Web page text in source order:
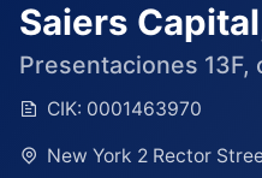
Saiers
Presentaciones 13F,
CIK: 0001463970
New York 2 Rector